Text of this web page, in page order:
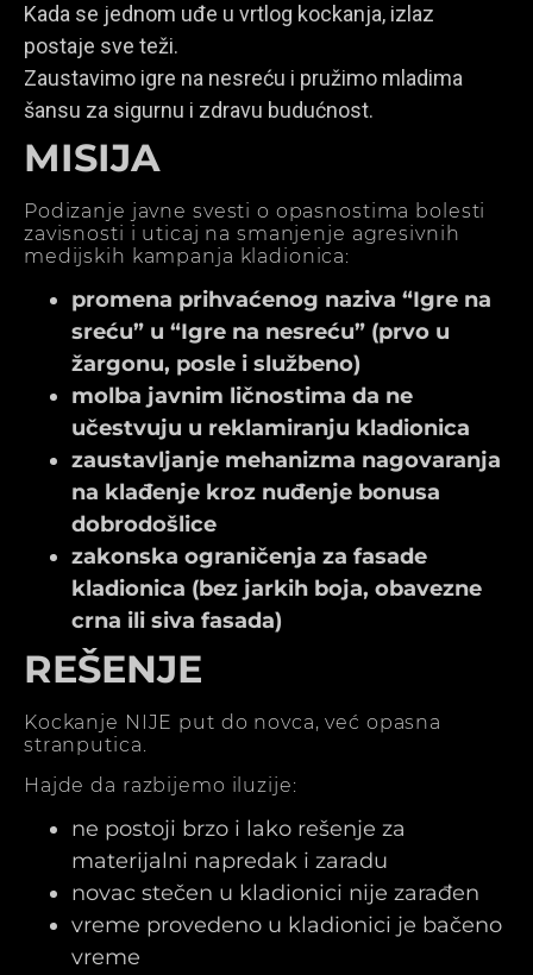
Kada se jednom uđe u vrtlog kockanja, izlaz
postaje sve teži.
Zaustavimo igre na nesreću i pružimo mladima
šansu za sigurnu i zdravu budućnost.
MISIJA
Podizanje javne svesti o opasnostima bolesti
zavisnosti i uticaj na smanjenje agresivnih
medijskih kampanja kladionica:
promena prihvaćenog naziva “Igre na
sreću” u “Igre na nesreću” (prvo u
žargonu, posle i službeno)
molba javnim ličnostima da ne
učestvuju u reklamiranju kladionica
zaustavljanje mehanizma nagovaranja
na klađenje kroz nuđenje bonusa
dobrodošlice
zakonska ograničenja za fasade
kladionica (bez jarkih boja, obavezne
crna ili siva fasada)
REŠENJE
Kockanje NIJE put do novca, već opasna
stranputica.
Hajde da razbijemo iluzije:
ne postoji brzo i lako rešenje za
materijalni napredak i zaradu
novac stečen u kladionici nije zarađen
vreme provedeno u kladionici je bačeno
vreme